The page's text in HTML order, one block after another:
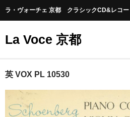
ラ・ヴォーチェ 京都 クラシックCD&レコー
La Voce 京都
CATALOG LP
New arrival
英 VOX PL 10530